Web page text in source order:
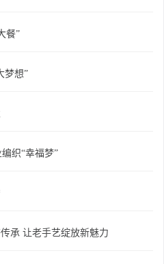
餐”
梦想”
织“幸福梦”
承 让老手艺绽放新魅力